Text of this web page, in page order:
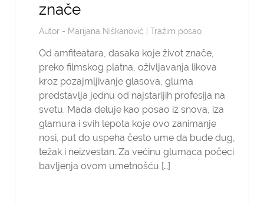
znače
Autor - Marijana Niškanović Tražim posao
Od amfiteatara, dasaka koje život znače,
preko filmskog platna, oživljavanja likova
kroz pozajmljivanje glasova, gluma
predstavlja jednu od najstarijih profesija na
svetu. Mada deluje kao posao iz snova, iza
glamura i svih lepota koje ovo zanimanje
nosi, put do uspeha često ume da bude dug,
težak i neizvestan. Za većinu glumaca počeci
bavljenja ovom umetnošću […]